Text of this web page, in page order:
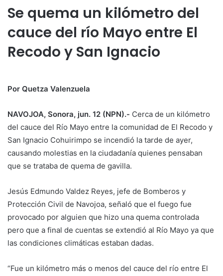
Se quema un kilómetro del
cauce del río Mayo entre El
Recodo y San Ignacio
Por Quetza Valenzuela
NAVOJOA, Sonora, jun. 12 (NPN).- Cerca de un kilómetro
del cauce del Río Mayo entre la comunidad de El Recodo y
San Ignacio Cohuirimpo se incendió la tarde de ayer,
causando molestias en la ciudadanía quienes pensaban
que se trataba de quema de gavilla.
Jesús Edmundo Valdez Reyes, jefe de Bomberos y
Protección Civil de Navojoa, señaló que el fuego fue
provocado por alguien que hizo una quema controlada
pero que a final de cuentas se extendió al Río Mayo ya que
las condiciones climáticas estaban dadas.
“Fue un kilómetro más o menos del cauce del río entre El